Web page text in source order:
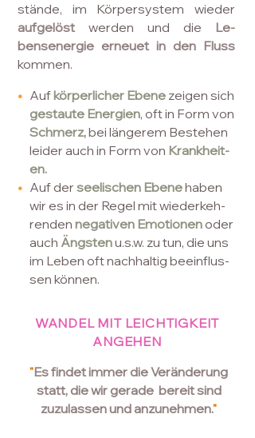
stände, im Körpersystem wieder
aufgelöst werden und die Le-
bensenergie erneuet in den Fluss
kommen.
• Aufkörperlicher Ebene zeigen sich
gestaute Energien, oft in Form von
Schmerz,bei längerem Bestehen
leider auch in Form von Krankheit-
en.
• Auf der seelischen Ebenehaben
wir es in der Regel mit wiederkeh-
renden negativen Emotionenoder
auch Ängstenu.s.w. zu tun, die uns
im Leben oft nachhaltig beeinflus-
sen können.
WANDEL MIT LEICHTIGKEIT
ANGEHEN
"Es findet immer die Veränderung
statt, die wir gerade bereit sind
zuzulassen und anzunehmen."